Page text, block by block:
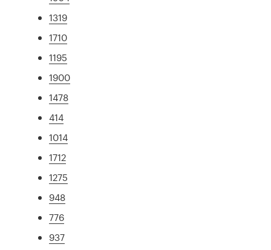
1319
1710
1195
1900
1478
414
1014
1712
1275
948
776
937